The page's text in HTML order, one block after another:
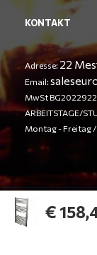
€
KONTAKT
Adresse:22
Email:
MwSt
ARBEITSTAGE/
Montag - Freitag
© Energy